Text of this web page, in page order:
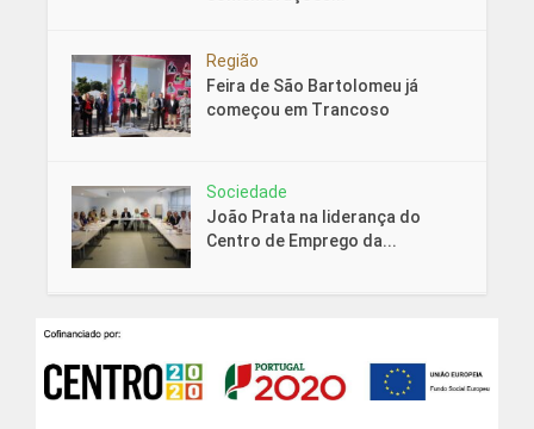
Região
Feira de São Bartolomeu já
começou em Trancoso
Sociedade
João Prata na liderança do
Centro de Emprego da...